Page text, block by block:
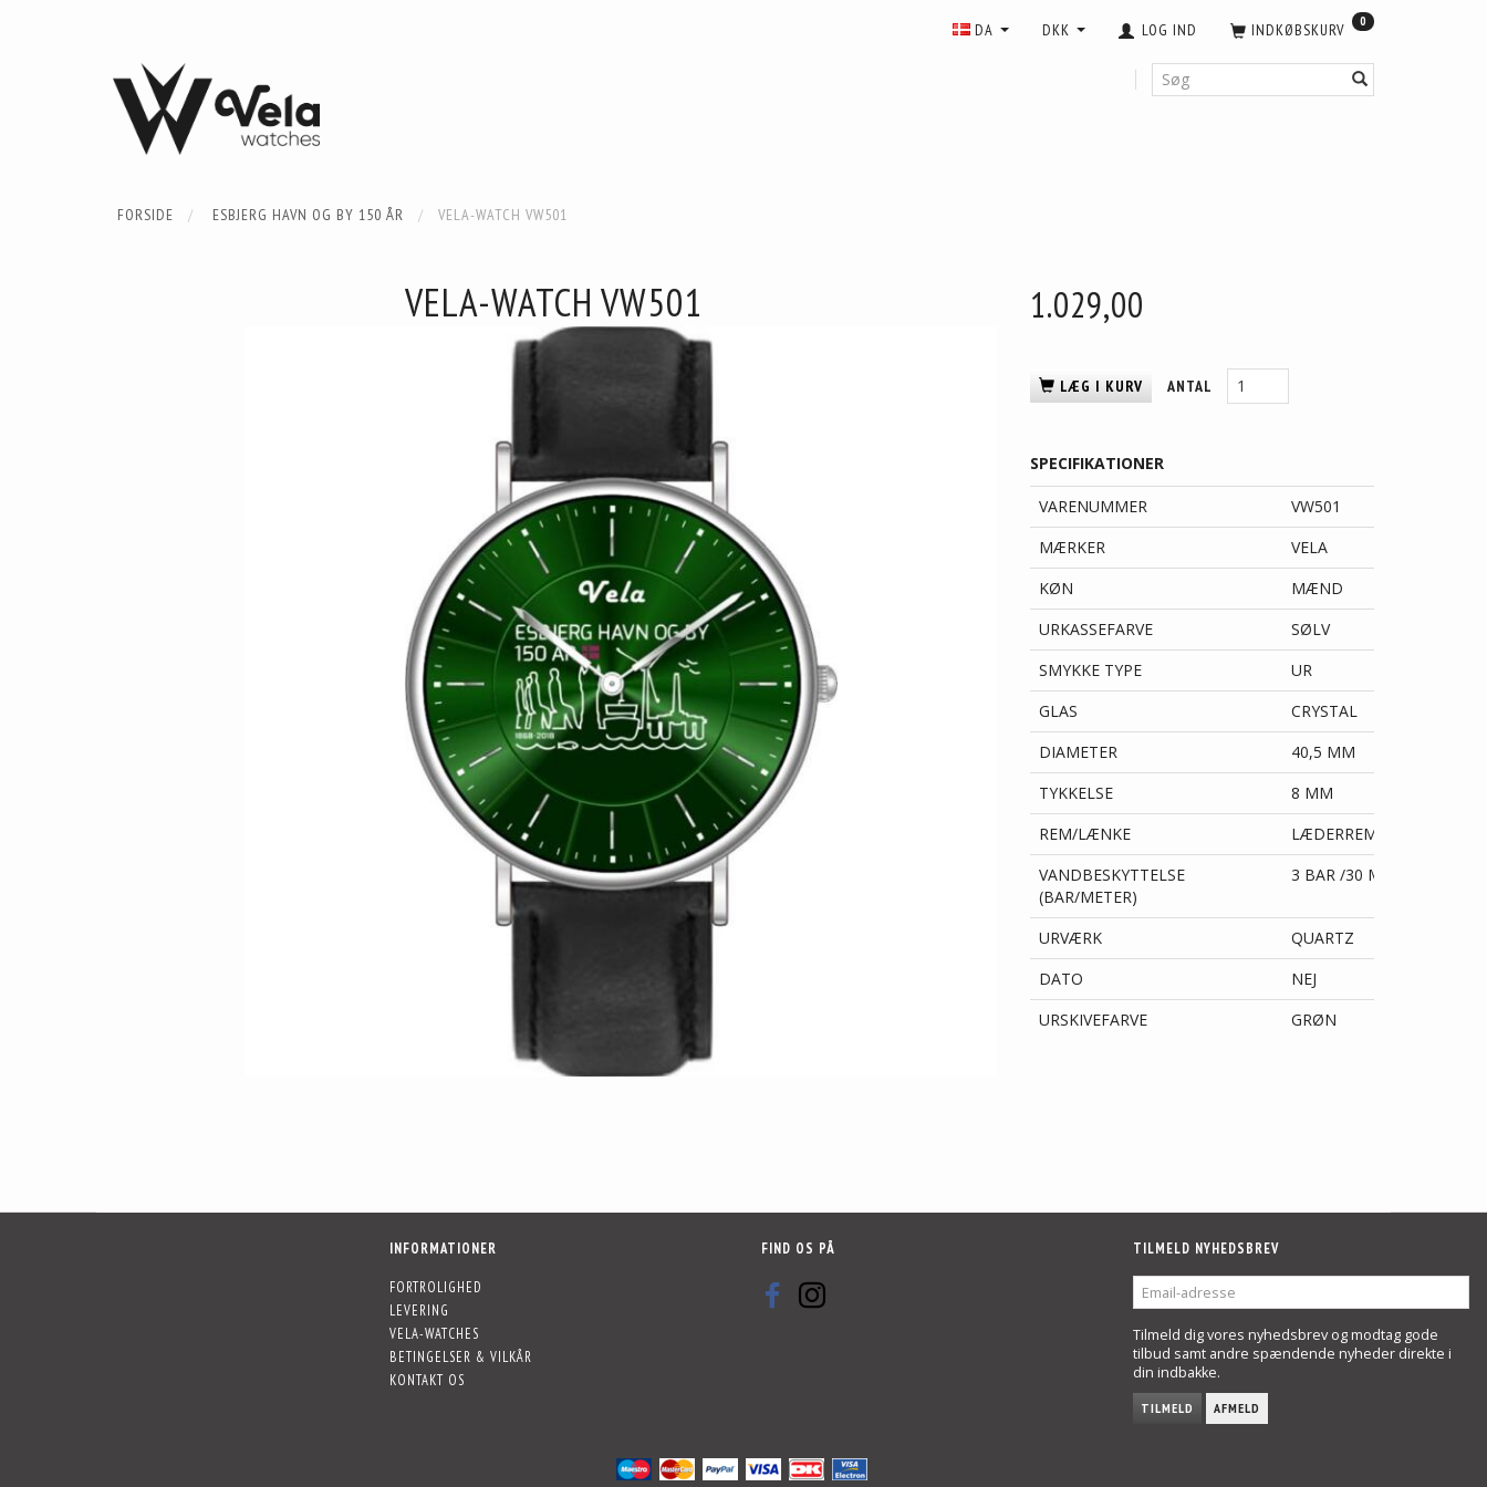
INDKØBSKURV 0
LOG IND
DKK
DA
FORSIDE ESBJERG HAVN OG BY 150 ÅR VELA-WATCH VW501
VELA-WATCH VW501 1.029,00
LÆG I KURV ANTAL
SPECIFIKATIONER
VARENUMMER
VW501
MÆRKER
VELA
KØN
MÆND
URKASSEFARVE
SØLV
SMYKKE TYPE
UR
GLAS
CRYSTAL
DIAMETER
40,5 MM
TYKKELSE
8 MM
REM/LÆNKE
LÆDERREM
VANDBESKYTTELSE
(BAR/METER)
3 BAR /30 METER
URVÆRK
QUARTZ
DATO
NEJ
URSKIVEFARVE
GRØN
INFORMATIONER
FORTROLIGHED
LEVERING
VELA-WATCHES
BETINGELSER & VILKÅR
KONTAKT OS
FIND OS PÅ
TILMELD NYHEDSBREV
ADRESSE
Tilmeld dig vores nyhedsbrev og modtag gode
tilbud samt andre spændende nyheder direkte i
din indbakke.
TILMELD AFMELD